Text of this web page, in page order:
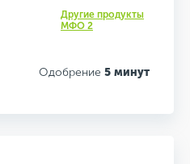
Другие продукты
МФО 2
Одобрение 5 минут